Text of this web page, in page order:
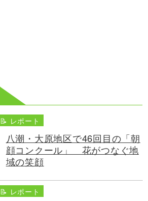
📝 レポート
八潮・大原地区で46回目の「朝
顔コンクール」 花がつなぐ地
域の笑顔
📝 レポート